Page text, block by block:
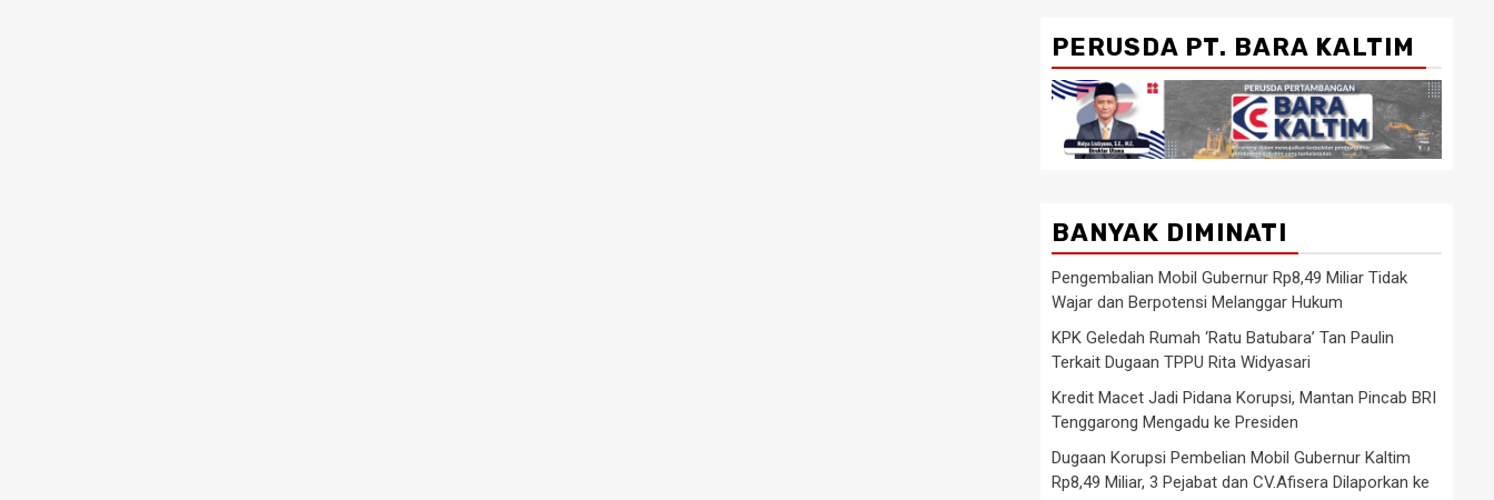
PERUSDA PT. BARA KALTIM
BANYAK DIMINATI
Pengembalian Mobil Gubernur Rp8,49 Miliar Tidak
Wajar dan Berpotensi Melanggar Hukum
KPK Geledah Rumah ‘Ratu Batubara’ Tan Paulin
Terkait Dugaan TPPU Rita Widyasari
Kredit Macet Jadi Pidana Korupsi, Mantan Pincab BRI
Tenggarong Mengadu ke Presiden
Dugaan Korupsi Pembelian Mobil Gubernur Kaltim
Rp8,49 Miliar, 3 Pejabat dan CV.Afisera Dilaporkan ke